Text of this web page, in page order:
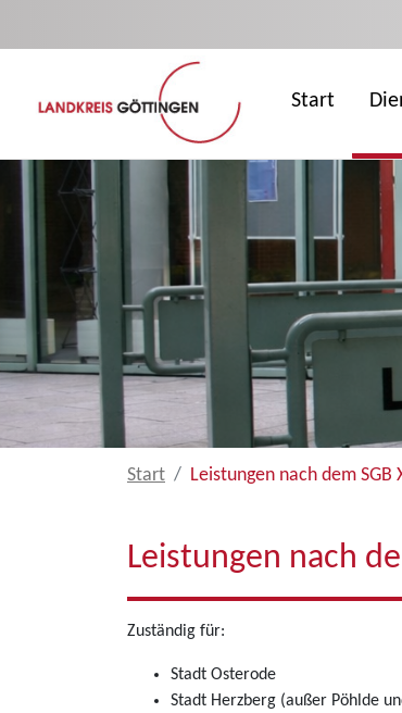
Start
Start Leistungen nach dem
Leistungen nach
Zuständig für:
Stadt Osterode
Stadt Herzberg (außer Pöhlde